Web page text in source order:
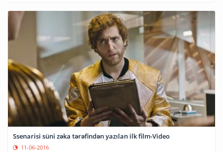
Ssenarisi süni zəka tərəfindən yazılan ilk film-Video
11-06-2016